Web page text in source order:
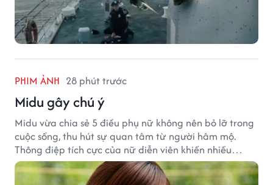
PHIM ẢNH 28 phút trước
Midu gây chú ý
Midu vừa chia sẻ 5 điều phụ nữ không nên bỏ lỡ trong
cuộc sống, thu hút sự quan tâm từ người hâm mộ.
Thông điệp tích cực của nữ diễn viên khiến nhiều
người đồng cảm khi nhìn lại hành trình sự nghiệp và
hạnh phúc hiện tại của cô.